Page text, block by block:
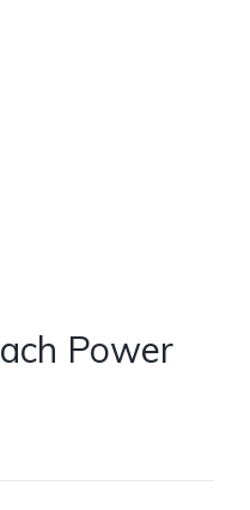
Power